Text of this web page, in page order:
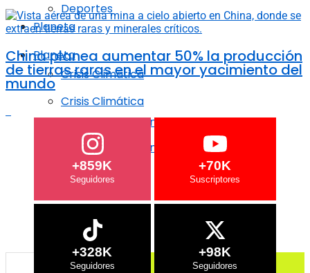
Planeta
Crisis Climática
Agricultura regenerativa
Océanos
Bosques
Deportes
Planeta
Crisis Climática
Agricultura regenerativa
Bosques
China planea aumentar 50% la producción
de tierras raras en el mayor yacimiento del
mundo
+859K +70K
+328K +98K